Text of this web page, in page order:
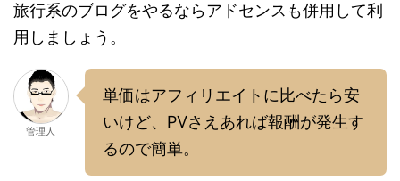
旅行系のブログをやるならアドセンスも併用して利
用しましょう。
管理人
単価はアフィリエイトに比べたら安
いけど、PVさえあれば報酬が発生す
るので簡単。